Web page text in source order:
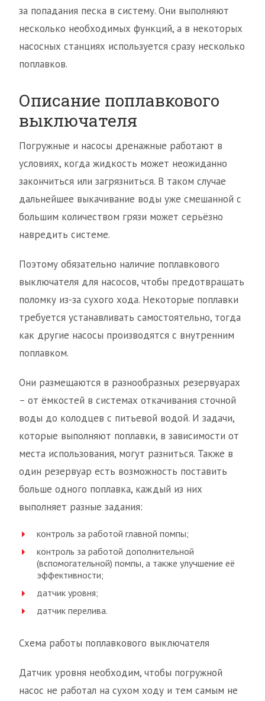
за попадания песка в систему. Они выполняют
несколько необходимых функций, а в некоторых
насосных станциях используется сразу несколько
поплавков.
Описание поплавкового
выключателя
Погружные и насосы дренажные работают в
условиях, когда жидкость может неожиданно
закончиться или загрязниться. В таком случае
дальнейшее выкачивание воды уже смешанной с
большим количеством грязи может серьёзно
навредить системе.
Поэтому обязательно наличие поплавкового
выключателя для насосов, чтобы предотвращать
поломку из-за сухого хода. Некоторые поплавки
требуется устанавливать самостоятельно, тогда
как другие насосы производятся с внутренним
поплавком.
Они размещаются в разнообразных резервуарах
– от ёмкостей в системах откачивания сточной
воды до колодцев с питьевой водой. И задачи,
которые выполняют поплавки, в зависимости от
места использования, могут разниться. Также в
один резервуар есть возможность поставить
больше одного поплавка, каждый из них
выполняет разные задания:
контроль за работой главной помпы;
контроль за работой дополнительной
(вспомогательной) помпы, а также улучшение её
эффективности;
датчик уровня;
датчик перелива.
Схема работы поплавкового выключателя
Датчик уровня необходим, чтобы погружной
насос не работал на сухом ходу и тем самым не